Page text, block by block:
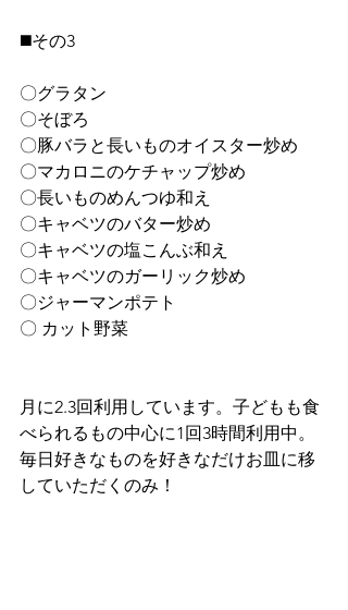
◼️その3
〇グラタン
〇そぼろ
〇豚バラと長いものオイスター炒め
〇マカロニのケチャップ炒め
〇長いものめんつゆ和え
〇キャベツのバター炒め
〇キャベツの塩こんぶ和え
〇キャベツのガーリック炒め
〇ジャーマンポテト
〇 カット野菜
月に2.3回利用しています。子どもも食
べられるもの中心に1回3時間利用中。
毎日好きなものを好きなだけお皿に移
していただくのみ！